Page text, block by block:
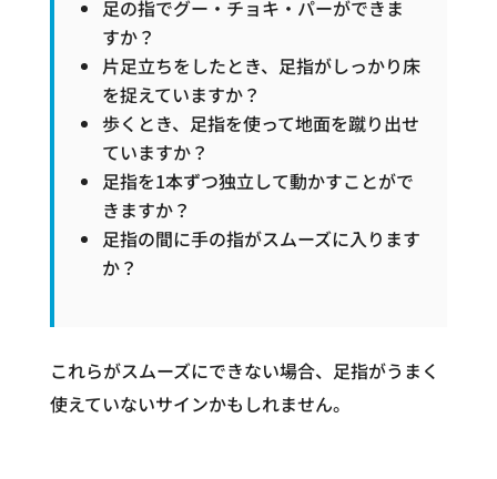
足の指でグー・チョキ・パーができま
すか？
片足立ちをしたとき、足指がしっかり床
を捉えていますか？
歩くとき、足指を使って地面を蹴り出せ
ていますか？
足指を1本ずつ独立して動かすことがで
きますか？
足指の間に手の指がスムーズに入ります
か？
これらがスムーズにできない場合、足指がうまく
使えていないサインかもしれません。